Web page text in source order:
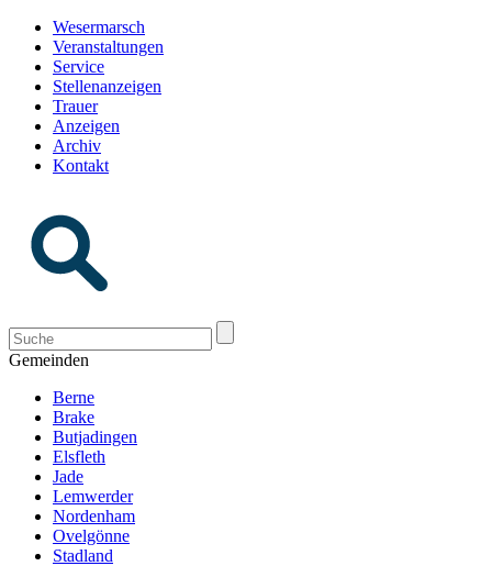
Wesermarsch
Veranstaltungen
Service
Stellenanzeigen
Trauer
Anzeigen
Archiv
Kontakt
Gemeinden
Berne
Brake
Butjadingen
Elsfleth
Jade
Lemwerder
Nordenham
Ovelgönne
Stadland